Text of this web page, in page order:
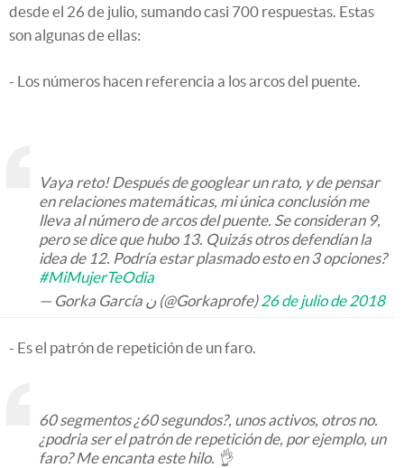
desde el 26 de julio, sumando casi 700 respuestas. Estas
son algunas de ellas:
- Los números hacen referencia a los arcos del puente.
Vaya reto! Después de googlear un rato, y de pensar
en relaciones matemáticas, mi única conclusión me
lleva al número de arcos del puente. Se consideran 9,
pero se dice que hubo 13. Quizás otros defendían la
idea de 12. Podría estar plasmado esto en 3 opciones?
#MiMujerTeOdia
— Gorka García ن (@Gorkaprofe)26 de julio de 2018
- Es el patrón de repetición de un faro.
60 segmentos ¿60 segundos?, unos activos, otros no.
¿podria ser el patrón de repetición de, por ejemplo, un
faro? Me encanta este hilo. 👌